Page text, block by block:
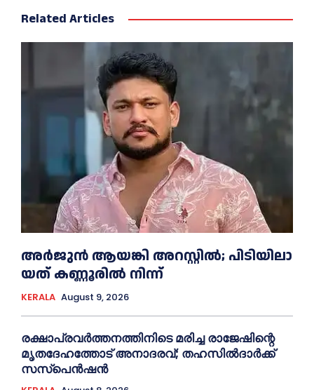
Related Articles
അ​ർ​ജു​ൻ ആ​യ​ങ്കി അ​റ​സ്റ്റി​ൽ; പി​ടി​യി​ലാ​
യ​ത് ക​ണ്ണൂ​രി​ൽ നി​ന്ന്
KERALA August 9, 2026
രക്ഷാപ്രവർത്തനത്തിനിടെ മരിച്ച രാജേഷിന്റെ
മൃതദേഹത്തോട് അനാദരവ്; തഹസിൽദാർക്ക്
സസ്പെൻഷൻ